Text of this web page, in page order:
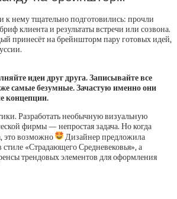
к нему тщательно подготовились: прочли
клиента и результаты встречи или созвона.
принесёт на брейншторм пару готовых идей,
идеи друг друга. Записывайте все
самые безумные. Зачастую именно они
концепции.
Разработать необычную визуальную
фирмы — непростая задача. Но когда
это возможно
Дизайнер предложила
стиле «Страдающего Средневековья», а
трендовых элементов для оформления